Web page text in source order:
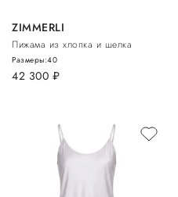
ZIMMERLI
Пижама из хлопка и шелка
42 300 руб.
Размеры:40